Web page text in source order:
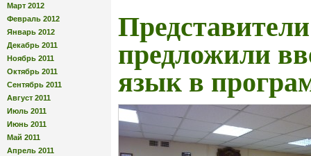
Март 2012
Февраль 2012
Январь 2012
Декабрь 2011
Ноябрь 2011
Октябрь 2011
Сентябрь 2011
Август 2011
Июль 2011
Июнь 2011
Май 2011
Апрель 2011
предложили
язык в